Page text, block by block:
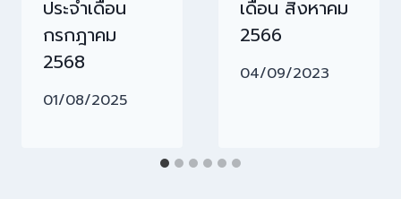
ประจำเดือน
กรกฎาคม
2568
01/08/2025
เดือน สิงหาคม
2566
04/09/2023